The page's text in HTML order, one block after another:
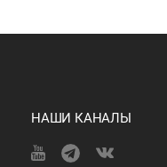
НАШИ КАНАЛЫ